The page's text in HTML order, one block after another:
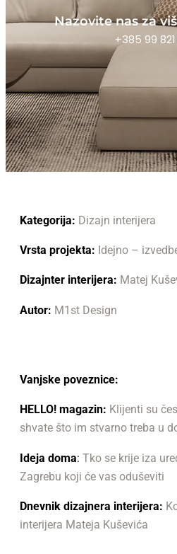
Nazovite nas za
+385 99
Kategorija: Dizajn interijera
Vrsta projekta: Idejno –
Dizajnter interijera: Matej
Autor: M1st Design
Vanjske poveznice:
HELLO! magazin: Klijenti su
shvate što im stvarno treba u
Ideja doma: Tko se krije iza
Zagrebu koji će vas oduševiti
Dnevnik dizajnera interijera:
interijera Mateja Kuševića